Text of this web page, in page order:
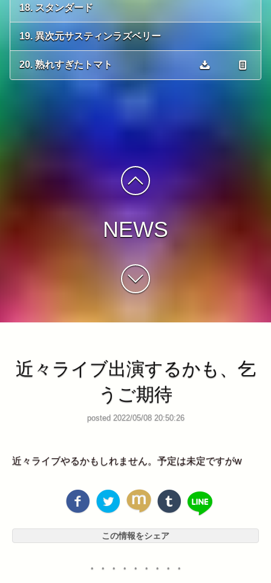
18. スタンダード
19. 異次元サスティンラズベリー
20. 熟れすぎたトマト
NEWS
近々ライブ出演するかも、乞
うご期待
posted 2022/05/08 20:50:26
近々ライブやるかもしれません。予定は未定ですがw
この情報をシェア
・・・・・・・・・